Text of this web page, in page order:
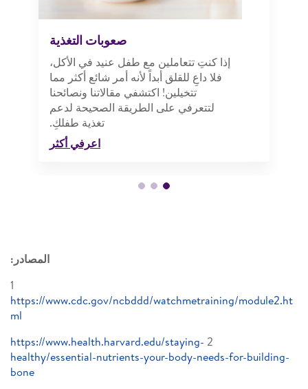
صعوبات التغذية
إذا كنتِ تتعاملين مع طفل عنيد في الأكل،
فلا داعِ للقلق أبداً لأنه أمر شائع أكثر مما
تتخيلين! اكتشفي مقالاتنا ونصائحنا
لتتعرفي على الطريقة الصحيحة لدعم
تغذية طفلكِ.
اعرفي أكثر
المصادر:
1
https://www.cdc.gov/ncbddd/watchmetraining/module2.ht
ml
2
https://www.health.harvard.edu/staying-
healthy/essential-nutrients-your-body-needs-for-building-
bone